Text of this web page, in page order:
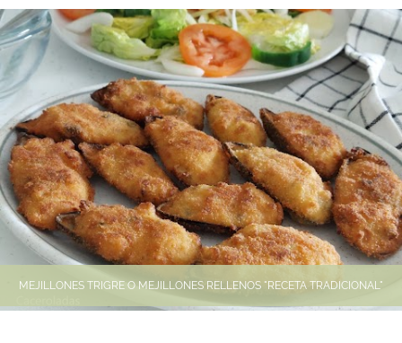
MEJILLONES TRIGRE O MEJILLONES RELLENOS "RECETA TRADICIONAL"